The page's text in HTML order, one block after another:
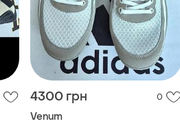
4300 грн 0
Venum